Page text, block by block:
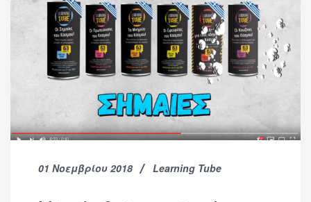
01 Νοεμβρίου 2018 Learning Tube